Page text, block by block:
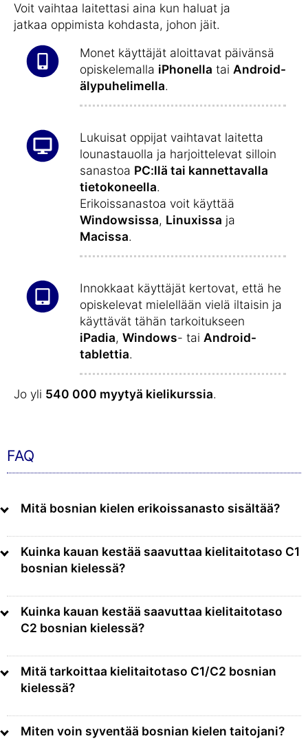
Voit vaihtaa laitettasi aina kun haluat ja
jatkaa oppimista kohdasta, johon jäit.
Monet käyttäjät aloittavat päivänsä
opiskelemalla iPhonella tai Android-
älypuhelimella.
Lukuisat oppijat vaihtavat laitetta
lounastauolla ja harjoittelevat silloin
sanastoa PC:llä tai kannettavalla
tietokoneella.
Erikoissanastoa voit käyttää
Windowsissa, Linuxissa ja
Macissa.
Innokkaat käyttäjät kertovat, että he
opiskelevat mielellään vielä iltaisin ja
käyttävät tähän tarkoitukseen
iPadia, Windows- tai Android-
tablettia.
Jo yli 540 000 myytyä kielikurssia.
FAQ
Mitä bosnian kielen erikoissanasto sisältää?
Kuinka kauan kestää saavuttaa kielitaitotaso C1
bosnian kielessä?
Kuinka kauan kestää saavuttaa kielitaitotaso
C2 bosnian kielessä?
Mitä tarkoittaa kielitaitotaso C1/C2 bosnian
kielessä?
Miten voin syventää bosnian kielen taitojani?